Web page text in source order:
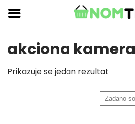
Skip
content
akciona kamera
Prikazuje se jedan rezultat